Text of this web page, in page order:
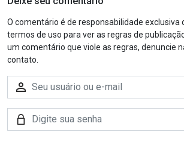
O comentário é de responsabilidade exclusiva
termos de uso para ver as regras de
um comentário que viole as regras, denuncie
contato.